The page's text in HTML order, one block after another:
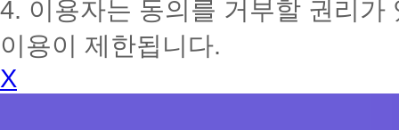
4. 이용자는 동의를 거부할 권리
이용이 제한됩니다.
X